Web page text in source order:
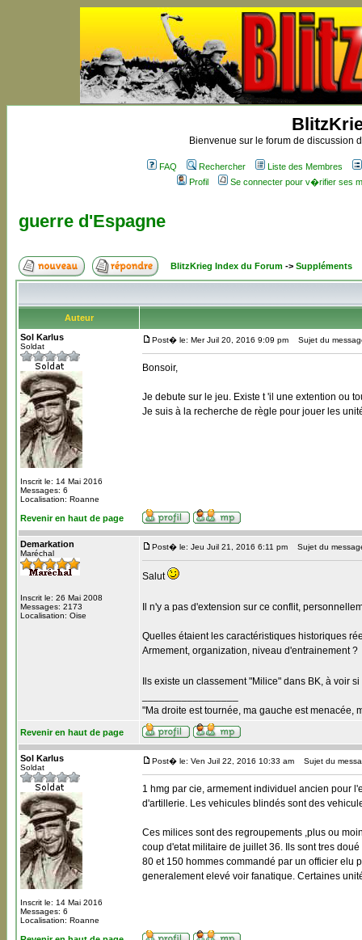
Bienvenue sur le forum de discussion
FAQ Rechercher
Liste des Membres
Profil
Se connecter pour v�rifier ses
guerre d'Espagne
BlitzKrieg Index du Forum -> Suppléments
Auteur
Sol Karlus
Soldat
Inscrit le: 14 Mai 2016
Messages: 6
Localisation: Roanne
Post� le: Mer Juil 20, 2016 9:09 pm Sujet du
Bonsoir,
Je debute sur le jeu. Existe t 'il une extention ou
Je suis à la recherche de règle pour jouer les
Revenir en haut de page
Demarkation
Maréchal
Inscrit le: 26 Mai 2008
Messages: 2173
Localisation: Oise
Post� le: Jeu Juil 21, 2016 6:11 pm Sujet du
Salut
Il n'y a pas d'extension sur ce conflit,
Quelles étaient les caractéristiques historiques
Armement, organization, niveau d'entrainement ?
Ils existe un classement "Milice" dans BK, à voir
"Ma droite est tournée, ma gauche est menacée,
Revenir en haut de page
Sol Karlus
Soldat
Inscrit le: 14 Mai 2016
Messages: 6
Localisation: Roanne
Post� le: Ven Juil 22, 2016 10:33 am Sujet du
1 hmg par cie, armement individuel ancien pour
d'artillerie. Les vehicules blindés sont des
Ces milices sont des regroupements ,plus ou
coup d'etat militaire de juillet 36. Ils sont tres
80 et 150 hommes commandé par un officier elu
generalement elevé voir fanatique. Certaines